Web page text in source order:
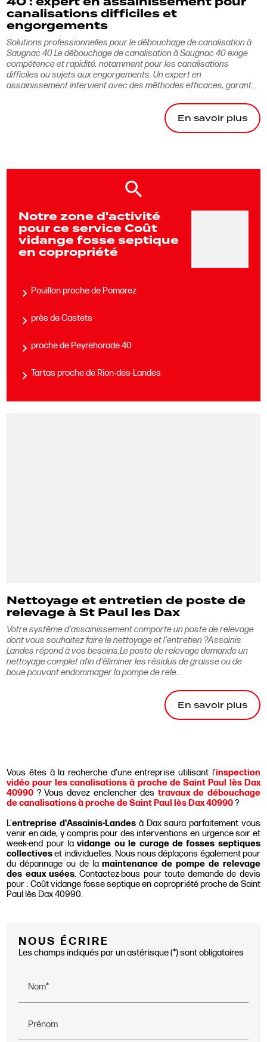
canalisations difficiles et
engorgements
Solutions professionnelles pour le débouchage de canalisation à
Saugnac 40 Le débouchage de canalisation à Saugnac 40 exige
compétence et rapidité, notamment pour les canalisations
difficiles ou sujets aux engorgements. Un expert en
assainissement intervient avec des méthodes efficaces, garant...
En savoir plus
Notre zone d'activité
pour ce service Coût
vidange fosse septique
en copropriété
Pouillon proche de Pomarez
près de Castets
proche de Peyrehorade 40
Tartas proche de Rion-des-Landes
Nettoyage et entretien de poste de
relevage à St Paul les Dax
Votre système d'assainissement comporte un poste de relevage
dont vous souhaitez faire le nettoyage et l'entretien ?Assainis
Landes répond à vos besoins.Le poste de relevage demande un
nettoyage complet afin d'éliminer les résidus de graisse ou de
boue pouvant endommager la pompe de rele...
En savoir plus
Vous êtes à la recherche d'une entreprise utilisant l'inspection
vidéo pour les canalisations à proche de Saint Paul lès Dax
40990 ? Vous devez enclencher des travaux de débouchage
de canalisations à proche de Saint Paul lès Dax 40990?
L'entreprise d'Assainis-Landesà Dax saura parfaitement vous
venir en aide, y compris pour des interventions en urgence soir et
week-end pour lavidange ou le curage de fosses septiques
collectiveset individuelles. Nous nous déplaçons également pour
du dépannage ou de lamaintenance de pompe de relevage
des eaux usées. Contactez-bous pour toute demande de devis
pour : Coût vidange fosse septique en copropriété proche de Saint
Paul lès Dax 40990.
NOUS ÉCRIRE
Les champs indiqués par un astérisque (*) sont obligatoires
Nom*
Prénom